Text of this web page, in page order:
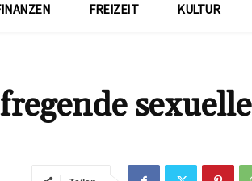
FREIZEIT KULTUR
sexuelle